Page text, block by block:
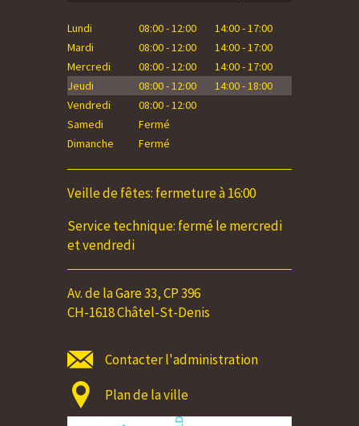
Lundi 08:00 - 12:00
14:00 - 17:00
Mardi
08:00 - 12:00
14:00 - 17:00
Mercredi
08:00 - 12:00
14:00 - 17:00
Jeudi
08:00 - 12:00
14:00 - 18:00
Vendredi
08:00 - 12:00
Samedi
Fermé
Dimanche
Fermé
Veille de fêtes: fermeture à 16:00
Service technique: fermé le mercredi
et vendredi
Av. de la Gare 33, CP 396
CH-1618 Châtel-St-Denis
Contacter l'administration
Plan de la ville